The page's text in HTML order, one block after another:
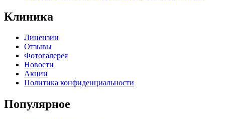
Клиника
Лицензии
Отзывы
Фотогалерея
Новости
Акции
Политика конфиденциальности
Популярное